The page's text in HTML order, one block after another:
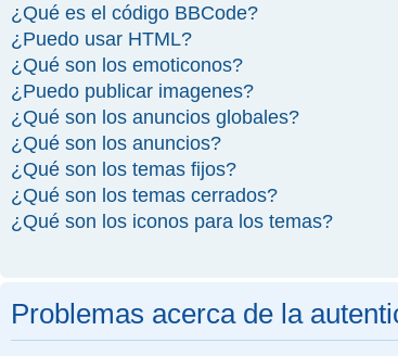
¿Qué es el código BBCode?
¿Puedo usar HTML?
¿Qué son los emoticonos?
¿Puedo publicar imagenes?
¿Qué son los anuncios globales?
¿Qué son los anuncios?
¿Qué son los temas fijos?
¿Qué son los temas cerrados?
¿Qué son los iconos para los temas?
Problemas acerca de la